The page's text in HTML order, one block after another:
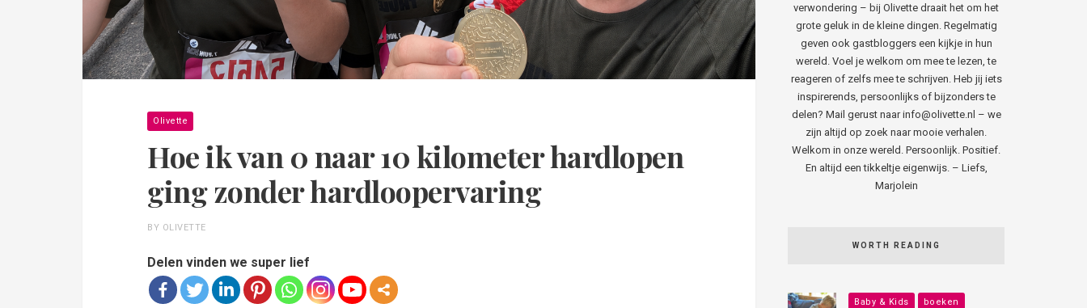
Olivette
Hoe ik van 0 naar 10 kilometer hardlopen
ging zonder hardloopervaring
BY OLIVETTE
Delen vinden we super lief
verwondering – bij Olivette draait het om het
grote geluk in de kleine dingen. Regelmatig
geven ook gastbloggers een kijkje in hun
wereld. Voel je welkom om mee te lezen, te
reageren of zelfs mee te schrijven. Heb jij iets
inspirerends, persoonlijks of bijzonders te
delen? Mail gerust naar info@olivette.nl – we
zijn altijd op zoek naar mooie verhalen.
Welkom in onze wereld. Persoonlijk. Positief.
En altijd een tikkeltje eigenwijs. – Liefs,
Marjolein
WORTH READING
Baby & Kids
boeken